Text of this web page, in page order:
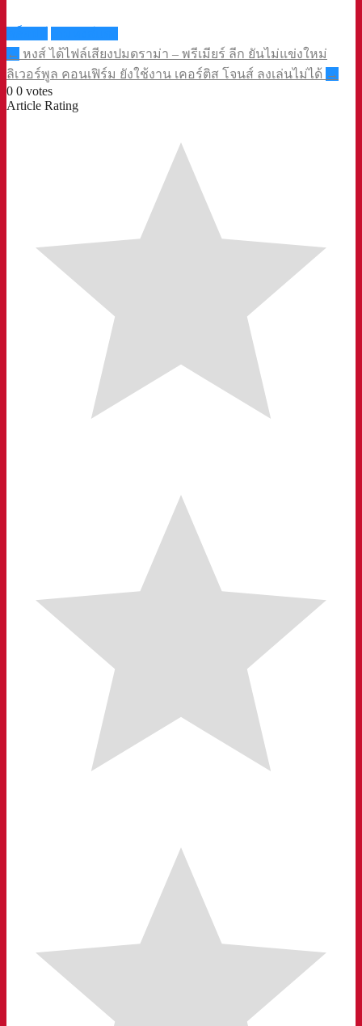
Post
navigation
← หงส์ ได้ไฟล์เสียงปมดราม่า – พรีเมียร์ ลีก ยันไม่แข่งใหม่
ลิเวอร์พูล คอนเฟิร์ม ยังใช้งาน เคอร์ติส โจนส์ ลงเล่นไม่ได้ →
0 0 votes
Article Rating